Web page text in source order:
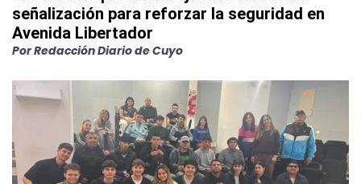
señalización para reforzar la seguridad en
Avenida Libertador
PorRedacción Diario de Cuyo